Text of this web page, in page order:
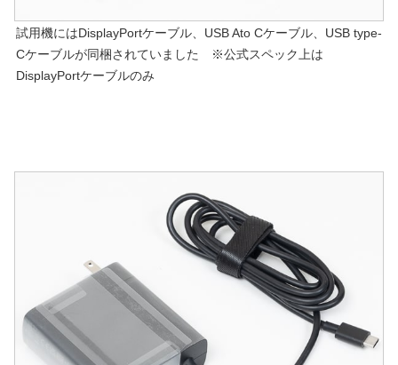
試用機にはDisplayPortケーブル、USB Ato Cケーブル、USB type-
Cケーブルが同梱されていました ※公式スペック上は
DisplayPortケーブルのみ